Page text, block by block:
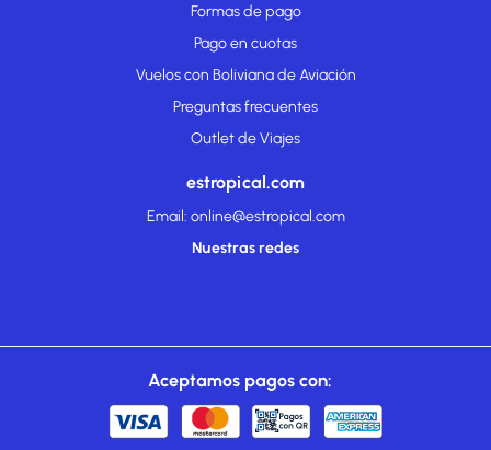
Formas de pago
Pago en cuotas
Vuelos con Boliviana de Aviación
Preguntas frecuentes
Outlet de Viajes
estropical.com
Email: online@estropical.com
Nuestras redes
Aceptamos pagos con: